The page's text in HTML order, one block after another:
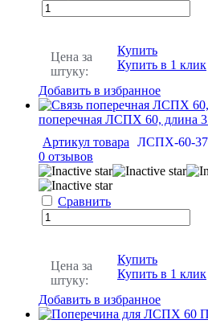
Цена за
штуку:
Купить
Купить в 1 клик
Добавить в избранное
поперечная ЛСПХ 60, длина
Артикул товара
ЛСПХ-60-
0 отзывов
Сравнить
Цена за
штуку:
Купить
Купить в 1 клик
Добавить в избранное